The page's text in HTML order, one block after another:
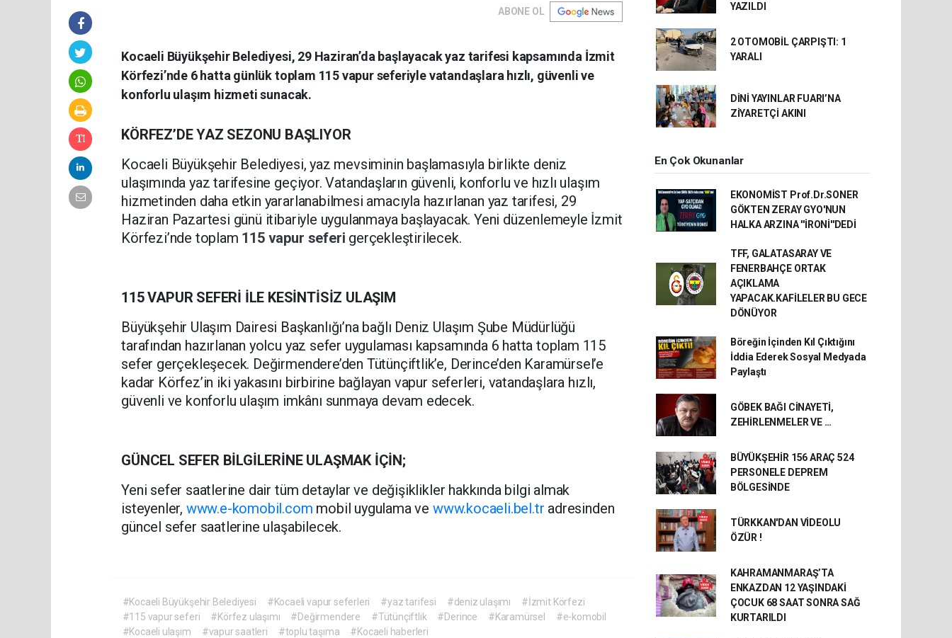
ABONE OL
Kocaeli Büyükşehir Belediyesi, 29 Haziran’da başlayacak yaz tarifesi kapsamında İzmit
Körfezi’nde 6 hatta günlük toplam 115 vapur seferiyle vatandaşlara hızlı, güvenli ve
konforlu ulaşım hizmeti sunacak.
KÖRFEZ’DE YAZ SEZONU BAŞLIYOR
Kocaeli Büyükşehir Belediyesi, yaz mevsiminin başlamasıyla birlikte deniz
ulaşımında yaz tarifesine geçiyor. Vatandaşların güvenli, konforlu ve hızlı ulaşım
hizmetinden daha etkin yararlanabilmesi amacıyla hazırlanan yaz tarifesi, 29
Haziran Pazartesi günü itibariyle uygulanmaya başlayacak. Yeni düzenlemeyle İzmit
Körfezi’nde toplam 115 vapur seferi gerçekleştirilecek.
115 VAPUR SEFERİ İLE KESİNTİSİZ ULAŞIM
Büyükşehir Ulaşım Dairesi Başkanlığı’na bağlı Deniz Ulaşım Şube Müdürlüğü
tarafından hazırlanan yolcu yaz sefer uygulaması kapsamında 6 hatta toplam 115
sefer gerçekleşecek. Değirmendere’den Tütünçiftlik’e, Derince’den Karamürsel’e
kadar Körfez’in iki yakasını birbirine bağlayan vapur seferleri, vatandaşlara hızlı,
güvenli ve konforlu ulaşım imkânı sunmaya devam edecek.
GÜNCEL SEFER BİLGİLERİNE ULAŞMAK İÇİN;
Yeni sefer saatlerine dair tüm detaylar ve değişiklikler hakkında bilgi almak
isteyenler, www.e-komobil.com mobil uygulama ve www.kocaeli.bel.tr adresinden
güncel sefer saatlerine ulaşabilecek.
#Kocaeli Büyükşehir Belediyesi #Kocaeli vapur seferleri #yaz tarifesi #deniz ulaşımı
#İzmit Körfezi
#115 vapur seferi
#Körfez ulaşımı #Değirmendere #Tütünçiftlik #Derince #Karamürsel
#e-komobil
#Kocaeli ulaşım
#vapur saatleri #toplu taşıma #Kocaeli haberleri
YAZILDI
2 OTOMOBİL ÇARPIŞTI: 1
YARALI
DİNİ YAYINLAR FUARI’NA
ZİYARETÇİ AKINI
En Çok Okunanlar
EKONOMİST Prof.Dr.SONER
GÖKTEN ZERAY GYO'NUN
HALKA ARZINA ''İRONİ''DEDİ
TFF, GALATASARAY VE
FENERBAHÇE ORTAK
AÇIKLAMA
YAPACAK.KAFİLELER BU GECE
DÖNÜYOR
Böreğin İçinden Kıl Çıktığını
İddia Ederek Sosyal Medyada
Paylaştı
GÖBEK BAĞI CİNAYETİ,
ZEHİRLENMELER VE …
BÜYÜKŞEHİR 156 ARAÇ 524
PERSONELE DEPREM
BÖLGESİNDE
TÜRKKAN'DAN VİDEOLU
ÖZÜR !
KAHRAMANMARAŞ’TA
ENKAZDAN 12 YAŞINDAKİ
ÇOCUK 68 SAAT SONRA SAĞ
KURTARILDI